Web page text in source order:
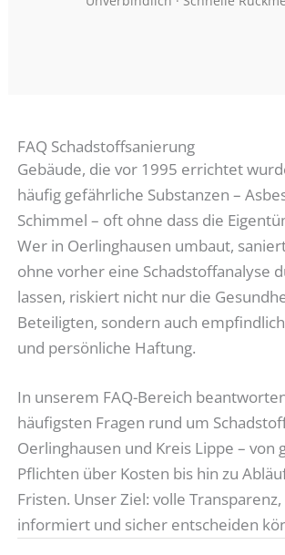
FAQ Schadstoffsanierung
Gebäude, die vor 1995 errichtet
häufig gefährliche Substanzen –
Schimmel – oft ohne dass die
Wer in Oerlinghausen umbaut,
ohne vorher eine Schadstoffanalyse
lassen, riskiert nicht nur die
Beteiligten, sondern auch
und persönliche Haftung.
In unserem FAQ-Bereich
häufigsten Fragen rund um
Oerlinghausen und Kreis Lippe – von
Pflichten über Kosten bis hin zu
Fristen. Unser Ziel: volle
informiert und sicher entscheiden